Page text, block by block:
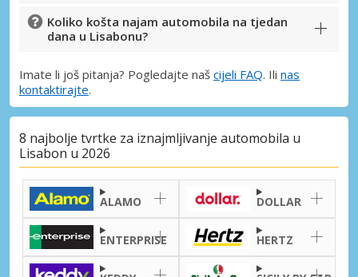
Koliko košta najam automobila na tjedan
dana u Lisabonu?
Imate li još pitanja? Pogledajte naš cijeli FAQ. Ili nas
kontaktirajte.
8 najbolje tvrtke za iznajmljivanje automobila u
Lisabon u 2026
ALAMO DOLLAR
ENTERPRISE HERTZ